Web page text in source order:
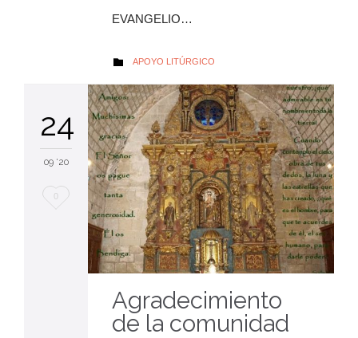
EVANGELIO…
 AUTOR
APOYO LITÚRGICO
24
09 '20
Me
0
Agradecimiento
de la comunidad